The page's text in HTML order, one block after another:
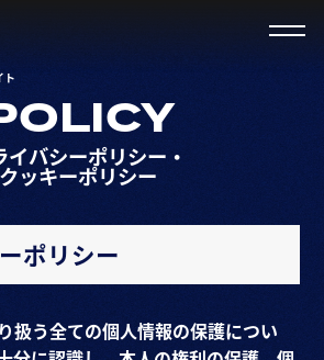
ト
イバシーポリシー・
クッキーポリシー
ポリシー
扱う全ての個人情報の保護につい